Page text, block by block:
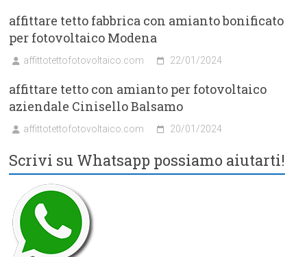
affittare tetto fabbrica con amianto bonificato
per fotovoltaico Modena
affittotettofotovoltaico.com 22/01/2024
affittare tetto con amianto per fotovoltaico
aziendale Cinisello Balsamo
affittotettofotovoltaico.com 20/01/2024
Scrivi su Whatsapp possiamo aiutarti!